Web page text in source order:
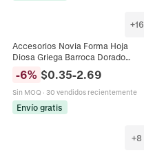
+16
Accesorios Novia Forma Hoja
Diosa Griega Barroca Dorado
Brazalete Pulsera Perla Artificial
Decoración
-6% $0.35-2.69
Sin MOQ · 30 vendidos recientemente
Envío gratis
+8